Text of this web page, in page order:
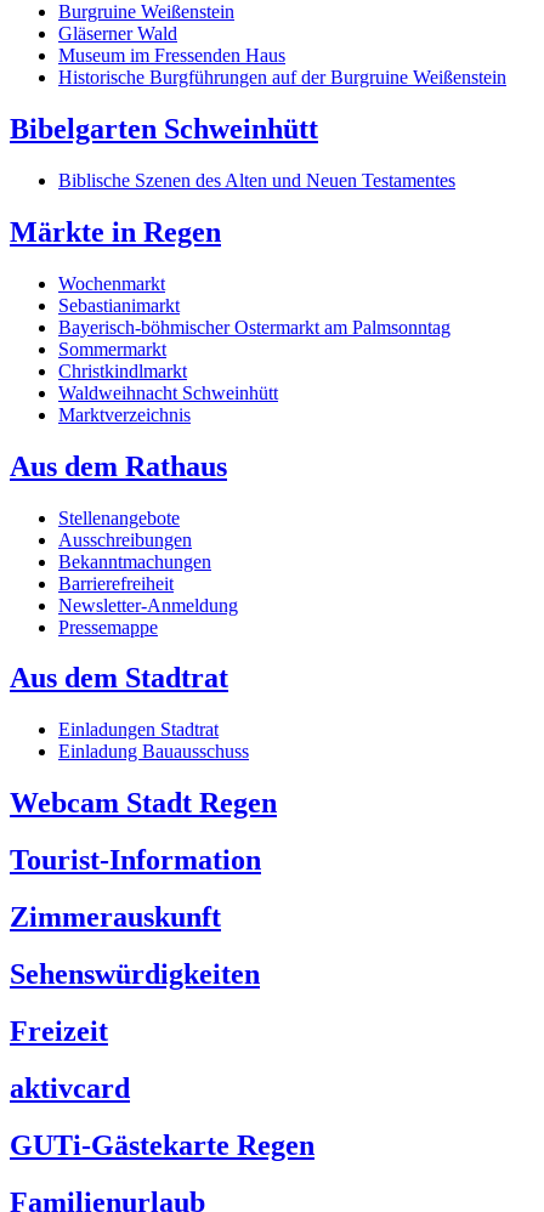
Burgruine Weißenstein
Gläserner Wald
Museum im Fressenden Haus
Historische Burgführungen auf der Burgruine Weißenstein
Bibelgarten Schweinhütt
Biblische Szenen des Alten und Neuen Testamentes
Märkte in Regen
Wochenmarkt
Sebastianimarkt
Bayerisch-böhmischer Ostermarkt am Palmsonntag
Sommermarkt
Christkindlmarkt
Waldweihnacht Schweinhütt
Marktverzeichnis
Aus dem Rathaus
Stellenangebote
Ausschreibungen
Bekanntmachungen
Barrierefreiheit
Newsletter-Anmeldung
Pressemappe
Aus dem Stadtrat
Einladungen Stadtrat
Einladung Bauausschuss
Webcam Stadt Regen
Tourist-Information
Zimmerauskunft
Sehenswürdigkeiten
Freizeit
aktivcard
GUTi-Gästekarte Regen
Familienurlaub